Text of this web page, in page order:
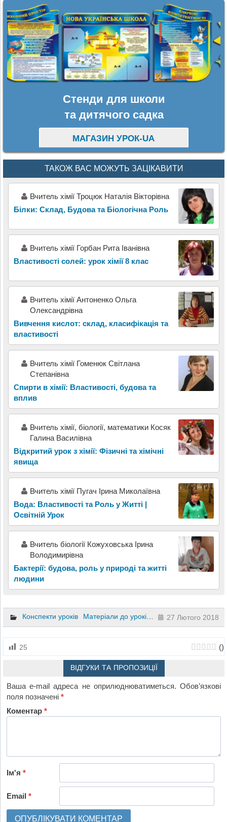
Стенди для школи
та дитячого садка
МАГАЗИН УРОК-UA
ТАКОЖ ВАС МОЖУТЬ ЗАЦІКАВИТИ
Вчитель хімії Троцюк Наталія Вікторівна
Білки: Склад, Будова та Біологічна Роль
Вчитель хімії Горбан Рита Іванівна
Властивості солей: урок хімії 8 клас
Вчитель хімії Антоненко Ольга
Олександрівна
Вивчення кислот: склад, класифікація та
властивості
Вчитель хімії Гоменюк Світлана
Степанівна
Спирти в хімії: Властивості, будова та
вплив
Вчитель хімії, біології, математики Косяк
Галина Василівна
Відкритий урок з хімії: Фізичні та хімічні
явища
Вчитель хімії Пугач Ірина Миколаївна
Вода: Властивості та Роль у Житті |
Освітній Урок
Вчитель біології Кожуховська Ірина
Володимирівна
Бактерії: будова, роль у природі та житті
людини
Конспекти уроків Матеріали до уроків Хімія 10 клас
27 Лютого 2018
25 ()
ВІДГУКИ ТА ПРОПОЗИЦІЇ
Ваша e-mail адреса не оприлюднюватиметься. Обов’язкові
поля позначені*
Коментар*
Ім'я*
Email*